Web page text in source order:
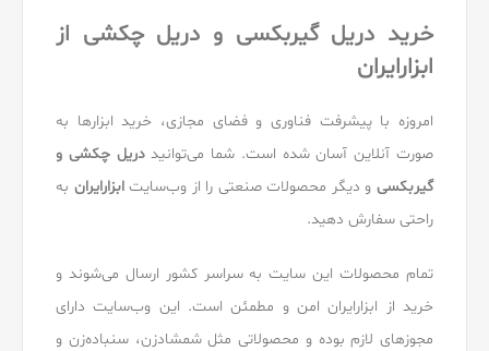
خرید دریل گیربکسی و دریل چکشی از
ابزارایران
امروزه با پیشرفت فناوری و فضای مجازی، خرید ابزارها به
صورت آنلاین آسان شده است. شما می‌توانیددریل چکشی و
گیربکسیو دیگر محصولات صنعتی را از وب‌سایتابزارایران به
راحتی سفارش دهید.
تمام محصولات این سایت به سراسر کشور ارسال می‌شوند و
خرید از ابزارایران امن و مطمئن است. این وب‌سایت دارای
مجوزهای لازم بوده و محصولاتی مثل شمشادزن، سنباده‌زن و